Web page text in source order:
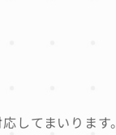
してまいります。